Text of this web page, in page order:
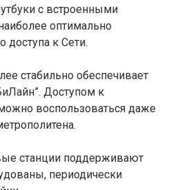
с встроенными
оптимально
доступа к Сети.
стабильно обеспечивает
Доступом к
воспользоваться даже
станции поддерживают
периодически